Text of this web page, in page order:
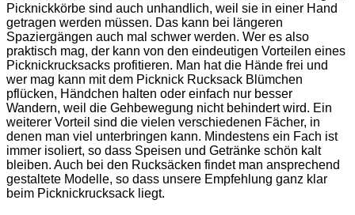
Picknickkörbe sind auch unhandlich, weil sie in einer Hand
getragen werden müssen. Das kann bei längeren
Spaziergängen auch mal schwer werden. Wer es also
praktisch mag, der kann von den eindeutigen Vorteilen eines
Picknickrucksacks profitieren. Man hat die Hände frei und
wer mag kann mit dem Picknick Rucksack Blümchen
pflücken, Händchen halten oder einfach nur besser
Wandern, weil die Gehbewegung nicht behindert wird. Ein
weiterer Vorteil sind die vielen verschiedenen Fächer, in
denen man viel unterbringen kann. Mindestens ein Fach ist
immer isoliert, so dass Speisen und Getränke schön kalt
bleiben. Auch bei den Rucksäcken findet man ansprechend
gestaltete Modelle, so dass unsere Empfehlung ganz klar
beim Picknickrucksack liegt.